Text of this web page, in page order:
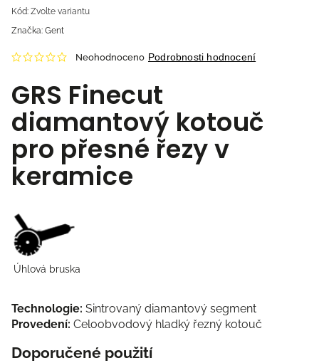
Kód: Zvolte variantu
Neohodnoceno Podrobnosti hodnocení
GRS Finecut
diamantový kotouč
pro přesné řezy v
keramice
Úhlová bruska
Technologie: Sintrovaný diamantový segment
Provedení: Celoobvodový hladký řezný kotouč
Doporučené použití
Značka: Gent